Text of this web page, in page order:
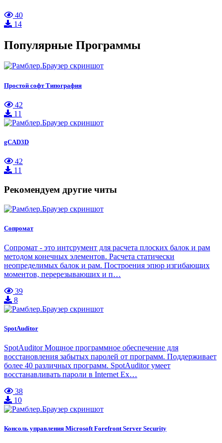
40
14
Популярные Программы
Простой софт Типография
42
11
gCAD3D
42
11
Рекомендуем другие читы
Сопромат
Сопромат - это интсрумент для расчета плоских балок и рам
методом конечных элементов. Расчета статически
неопределимых балок и рам. Построения эпюр изгибающих
моментов, перерезываюших и п…
39
8
SpotAuditor
SpotAuditor Мощное программное обеспечение для
восстановления забытых паролей от программ. Поддерживает
более 40 различных программ. SpotAuditor умеет
восстанавливать пароли в Internet Ex…
38
10
Консоль управления Microsoft Forefront Server Security